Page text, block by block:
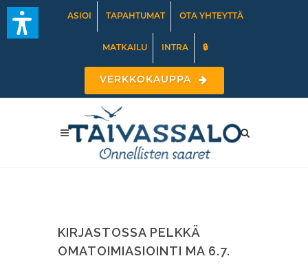
ASIOI TAPAHTUMAT OTA YHTEYTTÄ
MATKAILU INTRA 🔒
VERKKOKAUPPA
KIRJASTOSSA PELKKÄ
OMATOIMIASIOINTI MA 6.7.